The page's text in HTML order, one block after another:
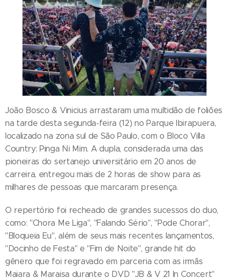
João Bosco & Vinicius arrastaram uma multidão de foliões
na tarde desta segunda-feira (12) no Parque Ibirapuera,
localizado na zona sul de São Paulo, com o Bloco Villa
Country: Pinga Ni Mim. A dupla, considerada uma das
pioneiras do sertanejo universitário em 20 anos de
carreira, entregou mais de 2 horas de show para as
milhares de pessoas que marcaram presença.
O repertório foi recheado de grandes sucessos do duo,
como: "Chora Me Liga", "Falando Sério", "Pode Chorar",
"Bloqueia Eu", além de seus mais recentes lançamentos,
"Docinho de Festa" e "Fim de Noite", grande hit do
gênero que foi regravado em parceria com as irmãs
Maiara & Maraisa durante o DVD "JB & V 21 In Concert"